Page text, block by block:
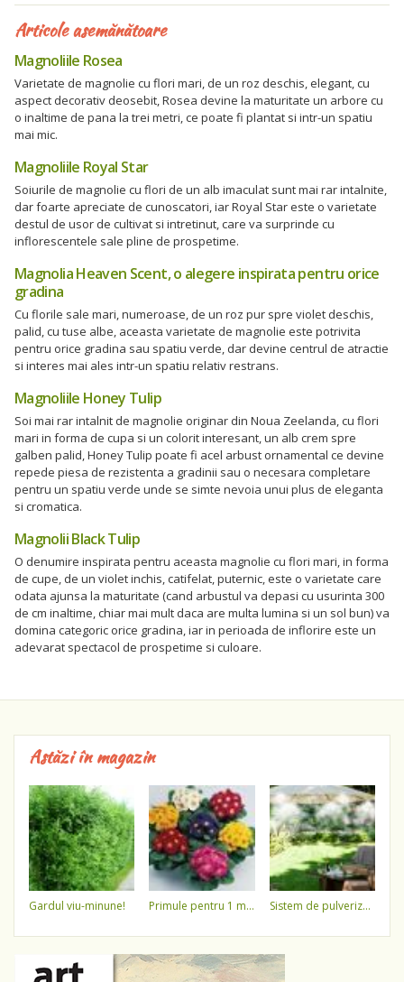
Articole asemănătoare
Magnoliile Rosea
Varietate de magnolie cu flori mari, de un roz deschis, elegant, cu
aspect decorativ deosebit, Rosea devine la maturitate un arbore cu
o inaltime de pana la trei metri, ce poate fi plantat si intr-un spatiu
mai mic.
Magnoliile Royal Star
Soiurile de magnolie cu flori de un alb imaculat sunt mai rar intalnite,
dar foarte apreciate de cunoscatori, iar Royal Star este o varietate
destul de usor de cultivat si intretinut, care va surprinde cu
inflorescentele sale pline de prospetime.
Magnolia Heaven Scent, o alegere inspirata pentru orice
gradina
Cu florile sale mari, numeroase, de un roz pur spre violet deschis,
palid, cu tuse albe, aceasta varietate de magnolie este potrivita
pentru orice gradina sau spatiu verde, dar devine centrul de atractie
si interes mai ales intr-un spatiu relativ restrans.
Magnoliile Honey Tulip
Soi mai rar intalnit de magnolie originar din Noua Zeelanda, cu flori
mari in forma de cupa si un colorit interesant, un alb crem spre
galben palid, Honey Tulip poate fi acel arbust ornamental ce devine
repede piesa de rezistenta a gradinii sau o necesara completare
pentru un spatiu verde unde se simte nevoia unui plus de eleganta
si cromatica.
Magnolii Black Tulip
O denumire inspirata pentru aceasta magnolie cu flori mari, in forma
de cupe, de un violet inchis, catifelat, puternic, este o varietate care
odata ajunsa la maturitate (cand arbustul va depasi cu usurinta 300
de cm inaltime, chiar mai mult daca are multa lumina si un sol bun) va
domina categoric orice gradina, iar in perioada de inflorire este un
adevarat spectacol de prospetime si culoare.
Astăzi în magazin
gardul viu-minune! primule pentru 1 martie 3,5 lei / ghiveci !!!! sistem de pulverizare a apei